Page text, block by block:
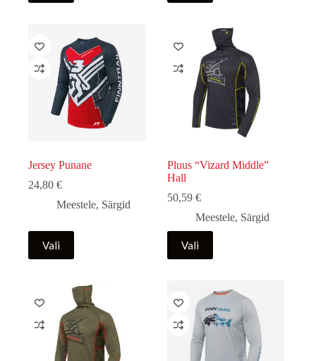
on
Valikuid
teha
tootelehel.
on
Valikuid
teha
tootelehel.
Jersey Punane
24,80 €
Meestele, Särgid
Vali
Sellel
tootel
on
Valikuid
teha
tootelehel.
Pluus “Vizard Middle”
Hall
50,59 €
Meestele, Särgid
Vali
Sellel
tootel
on
Valikuid
teha
tootelehel.